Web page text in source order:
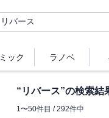
ック ラノベ
“ リバース”の検索結
1〜50件目 / 292件中